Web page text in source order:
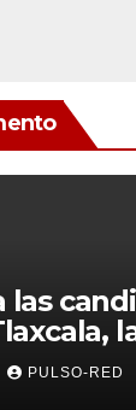
las
La Flor
PULSO-RED